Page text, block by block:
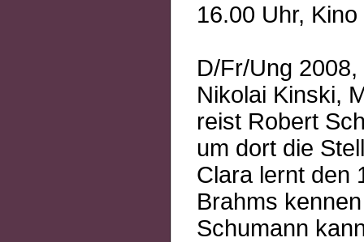
16.00 Uhr,
D/Fr/Ung
Nikolai Kinski,
reist Robert
um dort die
Clara lernt den
Brahms
Schumann